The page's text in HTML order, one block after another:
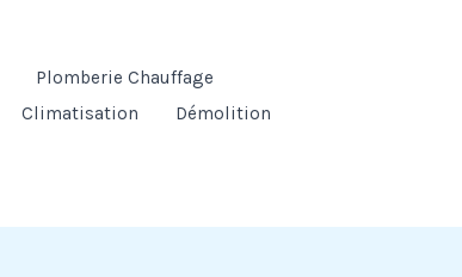
Plomberie Chauffage
Climatisation
Démolition